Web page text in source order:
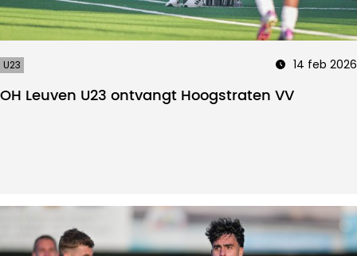
U23 14 feb 2026
OH Leuven U23 ontvangt Hoogstraten VV